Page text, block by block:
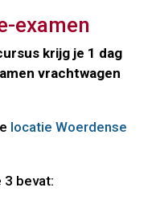
examen
krijg je 1 dag
vrachtwagen
locatie Woerdense
3 bevat: